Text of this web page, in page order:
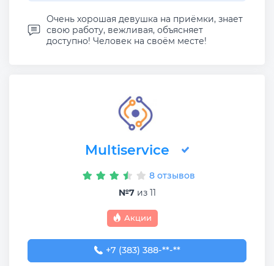
Очень хорошая девушка на приёмки, знает
свою работу, вежливая, объясняет
доступно! Человек на своём месте!
Multiservice
8 отзывов
№7из 11
Акции
+7 (383) 388-93-76
+7 (383) 388-**-**